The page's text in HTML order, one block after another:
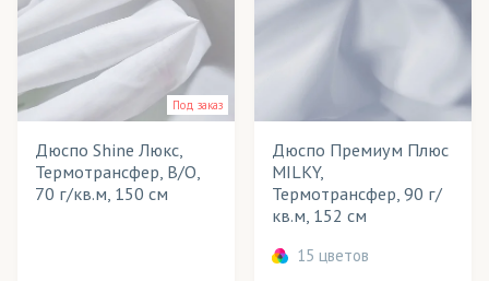
Креп-Атлас
Кристина
Крисфри
Лайтбокс
Лайтекс
Цвет
Под заказ
Дюспо Shine Люкс,
Термотрансфер, В/О,
70 г/кв.м, 150 см
Дюспо Премиум Плюс
MILKY,
Термотрансфер, 90 г/
кв.м, 152 см
15 цветов